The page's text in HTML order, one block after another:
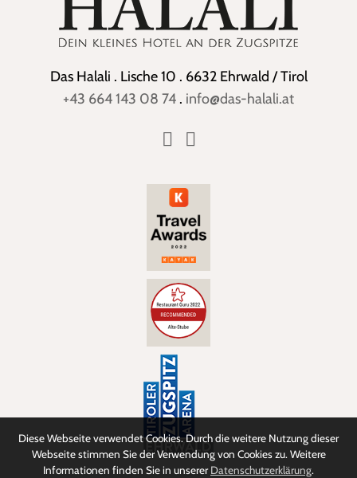
Diese Webseite verwendet Cookies. Durch die weitere Nutzung dieser
Webseite stimmen Sie der Verwendung von Cookies zu. Weitere
Informationen finden Sie in unsererDatenschutzerklärung.
Das Halali . Lische 10 . 6632 Ehrwald / Tirol
+43 664 143 08 74 . info@das-halali.at